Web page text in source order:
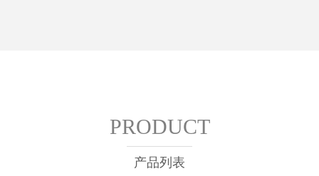
PRODUCT
产品列表